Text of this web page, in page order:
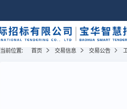
当前位置: 首页 交易信息 交易公告